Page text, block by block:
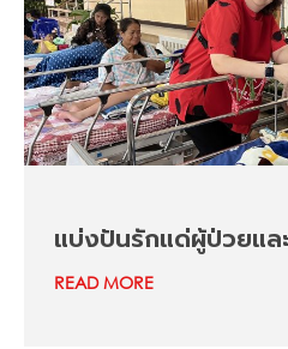
แบ่งปันรักแด่ผู้ป่วยแล
READ MORE